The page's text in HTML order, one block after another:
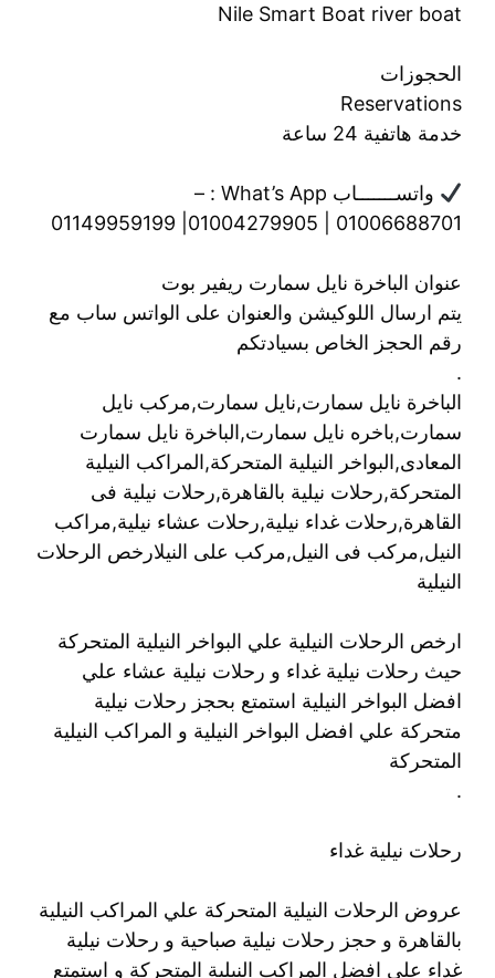
Nile Smart Boat river boat
الحجوزات
Reservations
خدمة هاتفية 24 ساعة
واتســـــــاب What’s App : –
01006688701 | 01004279905| 01149959199
عنوان الباخرة نايل سمارت ريفير بوت
يتم ارسال اللوكيشن والعنوان على الواتس ساب مع
رقم الحجز الخاص بسيادتكم
.
الباخرة نايل سمارت,نايل سمارت,مركب نايل
سمارت,باخره نايل سمارت,الباخرة نايل سمارت
المعادى,البواخر النيلية المتحركة,المراكب النيلية
المتحركة,رحلات نيلية بالقاهرة,رحلات نيلية فى
القاهرة,رحلات غداء نيلية,رحلات عشاء نيلية,مراكب
النيل,مركب فى النيل,مركب على النيلارخص الرحلات
النيلية
ارخص الرحلات النيلية علي البواخر النيلية المتحركة
حيث رحلات نيلية غداء و رحلات نيلية عشاء علي
افضل البواخر النيلية استمتع بحجز رحلات نيلية
متحركة علي افضل البواخر النيلية و المراكب النيلية
المتحركة
.
رحلات نيلية غداء
عروض الرحلات النيلية المتحركة علي المراكب النيلية
بالقاهرة و حجز رحلات نيلية صباحية و رحلات نيلية
غداء علي افضل المراكب النيلية المتحركة و استمتع